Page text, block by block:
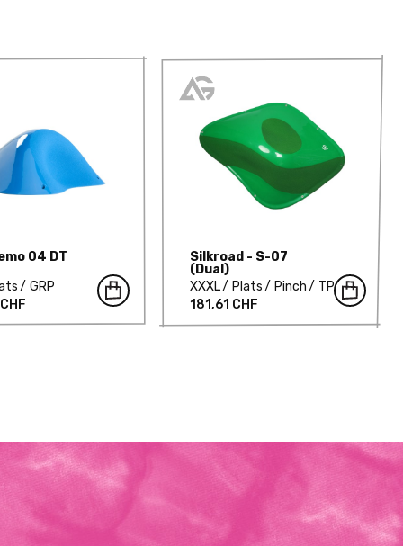
04 DT
GRP
Silkroad - S-07
(Dual)
XXXL
Plats Pinch
TP
181,61 CHF